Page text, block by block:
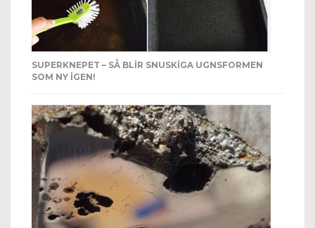
SUPERKNEPET – SÅ BLIR SNUSKIGA UGNSFORMEN
SOM NY IGEN!